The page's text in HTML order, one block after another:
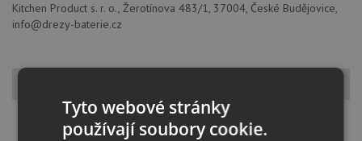
Kitchen Product s. r. o., Žerotínova 483/1, 37004, České Budějovice,
info@drezy-baterie.cz
Tyto webové stránky
používají soubory cookie.